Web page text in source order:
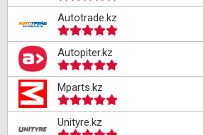
Autotrade.kz
Autopiter.kz
Mparts.kz
Unityre.kz